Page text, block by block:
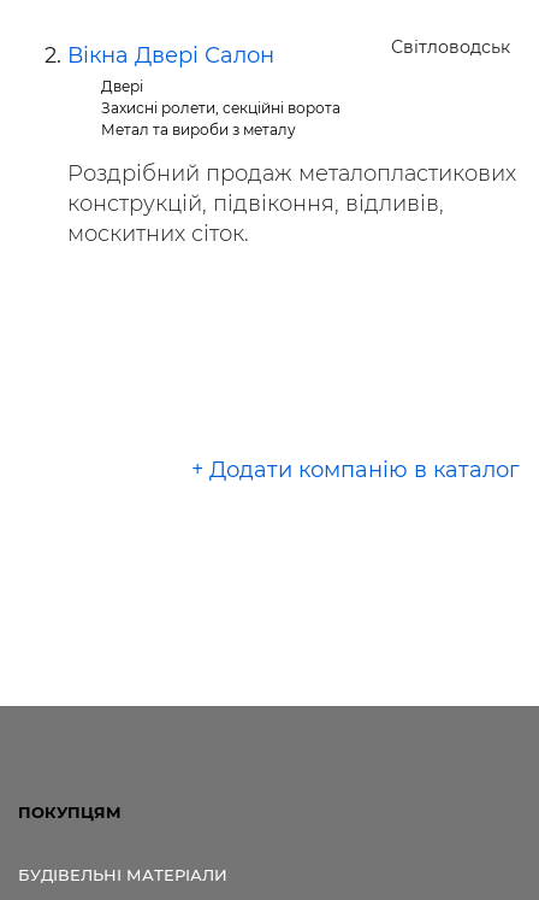
Світловодськ
Вікна Двері Салон
Двері
Захисні ролети, секційні ворота
Метал та вироби з металу
Роздрібний продаж металопластикових
конструкцій, підвіконня, відливів,
москитних сіток.
+ Додати компанію в каталог
ПОКУПЦЯМ
БУДІВЕЛЬНІ МАТЕРІАЛИ